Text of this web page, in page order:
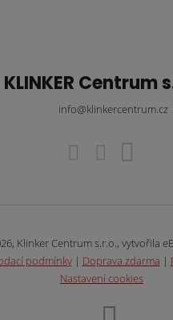
KLINKER Centrum
info@klinkercentrum.cz
Klinker Centrum s.r.o., vytvořila
podmínky| Doprava zdarma |
Nastavení cookies